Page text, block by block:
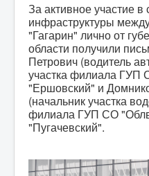
За активное участие в
инфраструктуры
"Гагарин" лично от
области получили
Петрович (водитель
участка филиала ГУП
"Ершовский" и
(начальник участка
филиала ГУП СО
"Пугачевский".